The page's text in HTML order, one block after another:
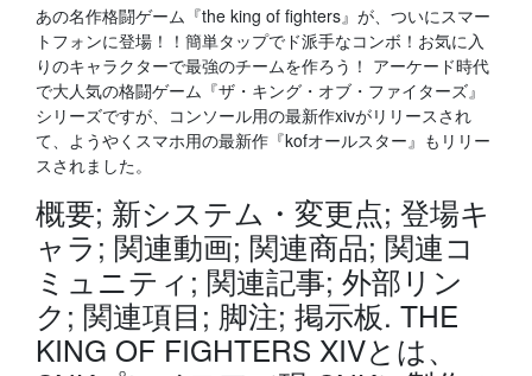
あの名作格闘ゲーム『the king of fighters』が、ついにスマー
トフォンに登場！！簡単タップでド派手なコンボ！お気に入
りのキャラクターで最強のチームを作ろう！ アーケード時代
で大人気の格闘ゲーム『ザ・キング・オブ・ファイターズ』
シリーズですが、コンソール用の最新作xivがリリースされ
て、ようやくスマホ用の最新作『kofオールスター』もリリー
スされました。
概要; 新システム・変更点; 登場キ
ャラ; 関連動画; 関連商品; 関連コ
ミュニティ; 関連記事; 外部リン
ク; 関連項目; 脚注; 掲示板. THE
KING OF FIGHTERS XIVとは、